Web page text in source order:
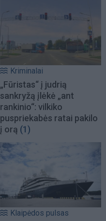
Kriminalai
„Fūristas“ į judrią
sankryžą įlėkė „ant
rankinio“: vilkiko
puspriekabės ratai pakilo
į orą (1)
Klaipėdos pulsas